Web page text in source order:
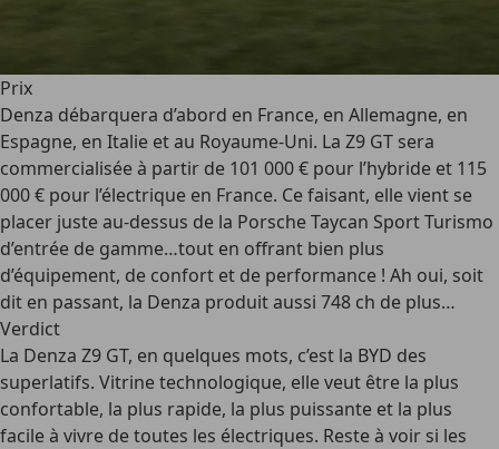
Prix
Denza débarquera d’abord en France, en Allemagne, en
Espagne, en Italie et au Royaume-Uni. La Z9 GT sera
commercialisée à partir de 101 000 € pour l’hybride et 115
000 € pour l’électrique en France. Ce faisant, elle vient se
placer juste au-dessus de la Porsche Taycan Sport Turismo
d’entrée de gamme…tout en offrant bien plus
d’équipement, de confort et de performance ! Ah oui, soit
dit en passant, la Denza produit aussi 748 ch de plus…
Verdict
La Denza Z9 GT, en quelques mots, c’est la BYD des
superlatifs. Vitrine technologique, elle veut être la plus
confortable, la plus rapide, la plus puissante et la plus
facile à vivre de toutes les électriques. Reste à voir si les